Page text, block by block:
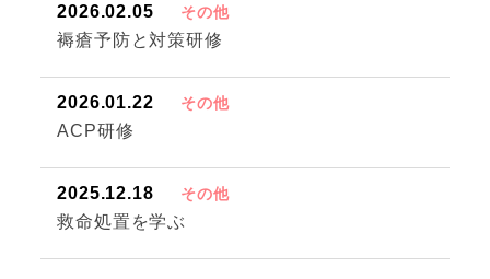
2026.02.05 その他
褥瘡予防と対策研修
2026.01.22 その他
ACP研修
2025.12.18 その他
救命処置を学ぶ